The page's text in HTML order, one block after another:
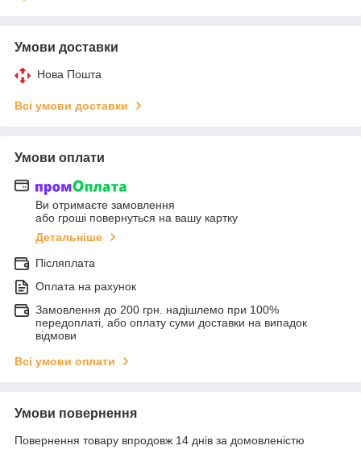
Умови доставки
Нова Пошта
Всі умови доставки
Умови оплати
Ви отримаєте замовлення
або гроші повернуться на вашу картку
Детальніше
Післяплата
Оплата на рахунок
Замовлення до 200 грн. надішлемо при 100%
передоплаті, або оплату суми доставки на випадок
відмови
Всі умови оплати
Умови повернення
Повернення товару впродовж 14 днів за домовленістю